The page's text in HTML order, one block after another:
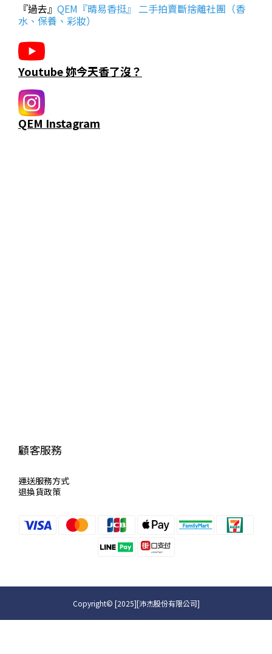
『過去』 QEM『晴易香挺』 二手拍賣斷捨離社團（香
水、保養、彩妝）
Youtube 妳今天香了沒？
QEM Instagram
顧客服務
運送服務方式
退換貨政策
Copyright© [2025][沛杰股份有限公司]